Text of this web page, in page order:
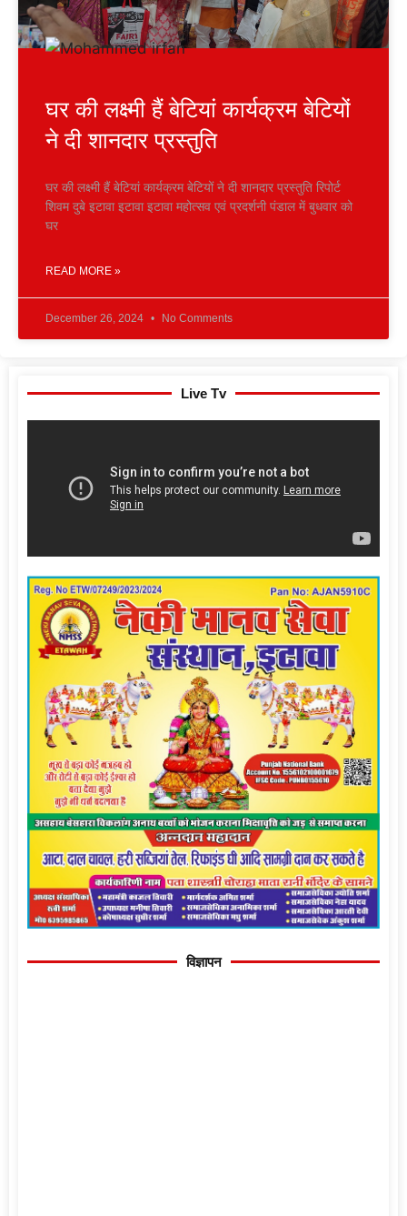
घर की लक्ष्मी हैं बेटियां कार्यक्रम बेटियों
ने दी शानदार प्रस्तुति
घर की लक्ष्मी हैं बेटियां कार्यक्रम बेटियों ने दी शानदार प्रस्तुति रिपोर्ट
शिवम दुबे इटावा इटावा इटावा महोत्सव एवं प्रदर्शनी पंडाल में बुधवार को
घर
READ MORE »
December 26, 2024 No Comments
Live Tv
विज्ञापन